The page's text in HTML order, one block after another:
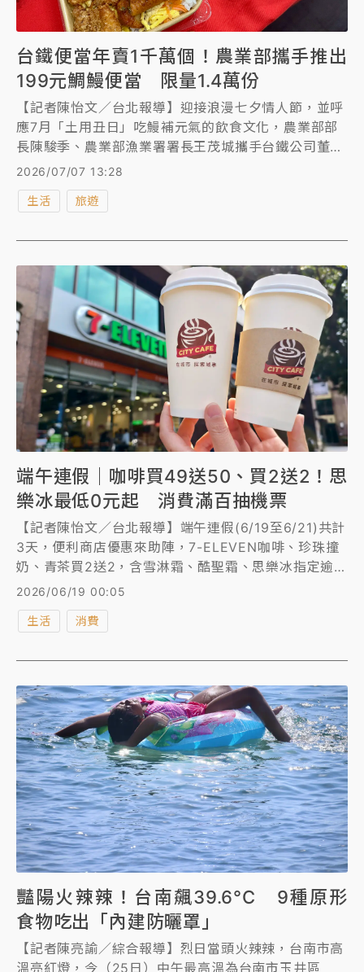
台鐵便當年賣1千萬個！農業部攜手推出
199元鯛鰻便當 限量1.4萬份
【記者陳怡文／台北報導】迎接浪漫七夕情人節，並呼
應7月「土用丑日」吃鰻補元氣的飲食文化，農業部部
長陳駿季、農業部漁業署署長王茂城攜手台鐵公司董事
長鄭光遠與嘉義縣縣長翁章梁，今(7/7)日推出「鰻鰻
台灣鯛作為雙主菜，結合國產米飯、香菇及娃娃菜等時
期間自今年7月7日起至8月23日，每個便當售價199
元，限量供應1.4萬個。
2026/07/07 13:28
生活 旅遊
端午連假｜咖啡買49送50、買2送2！思
樂冰最低0元起 消費滿百抽機票
【記者陳怡文／台北報導】端午連假(6/19至6/21)共計
3天，便利商店優惠來助陣，7-ELEVEN咖啡、珍珠撞
奶、青茶買2送2，含雪淋霜、酷聖霜、思樂冰指定逾百
款冰品任2件最低0元起；全家霜淇淋下殺6折、咖啡組
最低62折；萊爾富咖啡、黑糖奶茶買1送1，囤貨組買
49送50；OKmart飲品單杯折10元、風味飲約82折，
2026/06/19 00:05
生活 消費
豔陽火辣辣！台南飆39.6°C 9種原形
食物吃出「內建防曬罩」
【記者陳亮諭／綜合報導】烈日當頭火辣辣，台南市高
溫亮紅燈，今（25日）中午最高溫為台南市玉井區